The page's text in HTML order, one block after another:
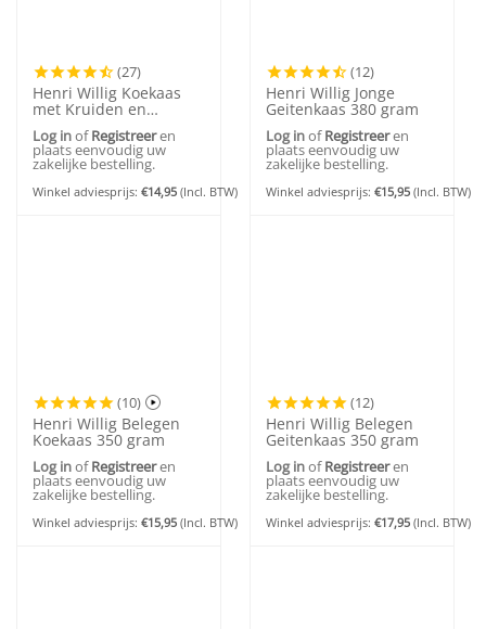
(27)
Henri Willig Koekaas
met Kruiden en
Log inofRegistreeren
plaats eenvoudig uw
zakelijke bestelling.
Winkel adviesprijs:€14,95 (Incl. BTW)
(12)
Henri Willig Jonge
Geitenkaas 380 gram
Log inofRegistreeren
plaats eenvoudig uw
zakelijke bestelling.
Winkel adviesprijs:€15,95 (Incl. BTW)
(10)
Henri Willig Belegen
Koekaas 350 gram
Log inofRegistreeren
plaats eenvoudig uw
zakelijke bestelling.
Winkel adviesprijs:€15,95 (Incl. BTW)
(12)
Henri Willig Belegen
Geitenkaas 350 gram
Log inofRegistreeren
plaats eenvoudig uw
zakelijke bestelling.
Winkel adviesprijs:€17,95 (Incl. BTW)